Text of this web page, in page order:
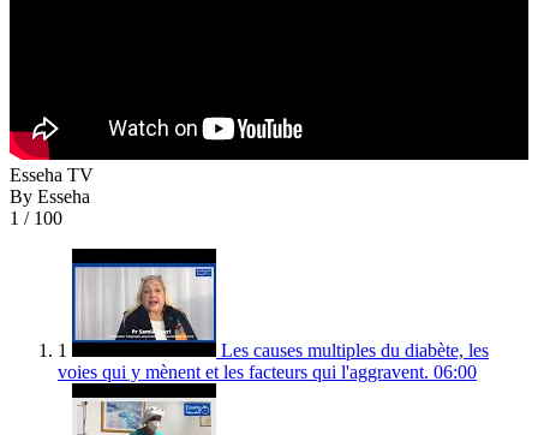
Esseha TV
By Esseha
1 / 100
1
Les causes multiples du diabète, les
voies qui y mènent et les facteurs qui l'aggravent. 06:00